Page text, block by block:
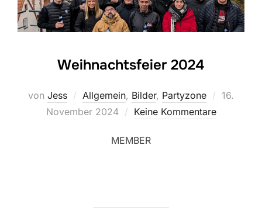
Weihnachtsfeier 2024
von Jess Allgemein, Bilder, Partyzone
16.
November 2024
Keine Kommentare
MEMBER